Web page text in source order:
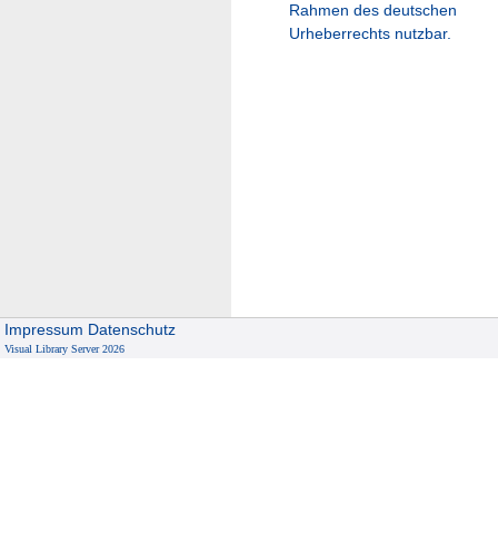
Rahmen des deutschen
Urheberrechts nutzbar.
Impressum Datenschutz
Visual Library Server 2026